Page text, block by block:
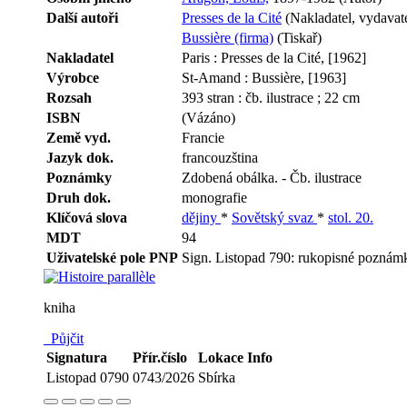
Další autoři
Presses de la Cité (Nakladatel,
Bussière (firma) (Tiskař)
Nakladatel
Paris : Presses de la Cité, [1962]
Výrobce
St-Amand : Bussière, [1963]
Rozsah
393 stran : čb. ilustrace ; 22 cm
ISBN
(Vázáno)
Země vyd.
Francie
Jazyk dok.
francouzština
Poznámky
Zdobená obálka. - Čb. ilustrace
Druh dok.
monografie
Klíčová slova
dějiny * Sovětský svaz * stol. 20.
MDT
94
Uživatelské pole PNP Sign. Listopad 790: rukopisné
kniha
Půjčit
Signatura
Přír.číslo Lokace Info
Listopad 0790 0743/2026 Sbírka